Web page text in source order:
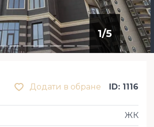
1/5
Додати в обране ID: 1116
ЖК